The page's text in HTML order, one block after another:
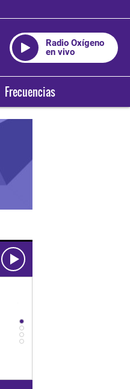
Radio Oxígeno
en vivo
Frecuencias
94.3